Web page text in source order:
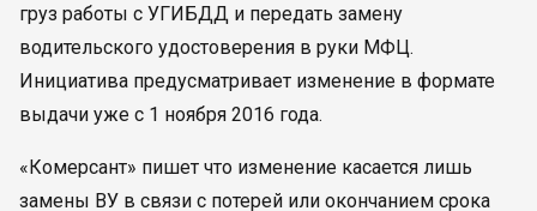
груз работы с УГИБДД и передать замену
водительского удостоверения в руки МФЦ.
Инициатива предусматривает изменение в формате
выдачи уже с 1 ноября 2016 года.
«Комерсант» пишет что изменение касается лишь
замены ВУ в связи с потерей или окончанием срока